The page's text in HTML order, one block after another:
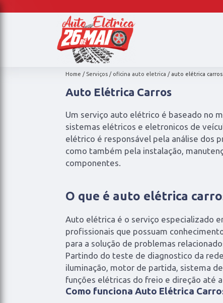
Home Serviços oficina auto eletrica auto elétrica carros
Auto Elétrica Carros
Um serviço auto elétrico é baseado no
sistemas elétricos e eletronicos de
elétrico é responsável pela análise dos
como também pela instalação,
componentes.
O que é auto elétrica
Auto elétrica é o serviço especializado
profissionais que possuam
para a solução de problemas
Partindo do teste de diagnostico da
iluminação, motor de partida, sistema
funções elétricas do freio e direção até
Como funciona Auto Elétrica